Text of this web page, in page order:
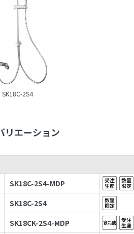
SK18C-2S4
リエーション
SK18C-2S4-MDP
SK18C-2S4
SK18CK-2S4-MDP